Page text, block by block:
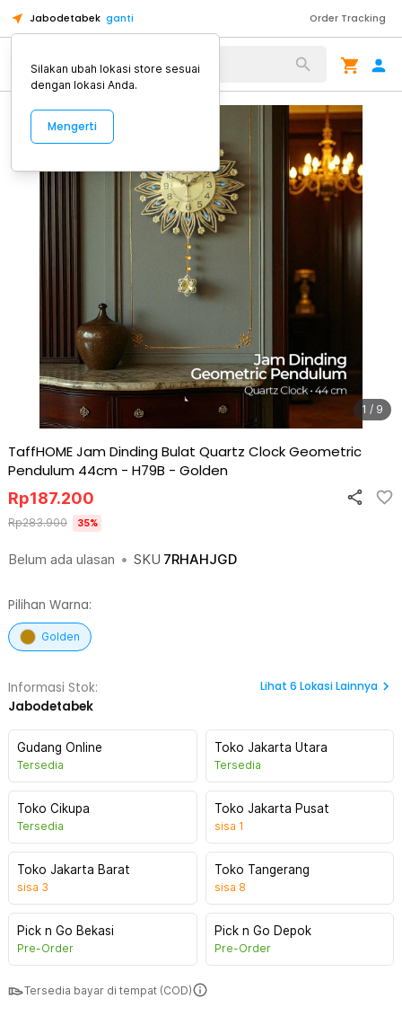
Jabodetabek ganti Order Tracking
Alat Kopi
1 / 9
TaffHOME Jam Dinding Bulat Quartz Clock Geometric
Pendulum 44cm - H79B - Golden
Belum ada ulasan • SKU 7RHAHJGD
Rp187.200
Rp283.900 35%
Pilihan Warna:
Golden
Informasi Stok:
Jabodetabek
Lihat 6 Lokasi Lainnya
Gudang Online
Tersedia
Toko Jakarta Utara
Tersedia
Toko Cikupa
Tersedia
Toko Jakarta Pusat
sisa 1
Toko Jakarta Barat
sisa 3
Toko Tangerang
sisa 8
Pick n Go Bekasi
Pre-Order
Pick n Go Depok
Pre-Order
Tersedia bayar di tempat (COD)
Silakan ubah lokasi store sesuai
dengan lokasi Anda.
Mengerti